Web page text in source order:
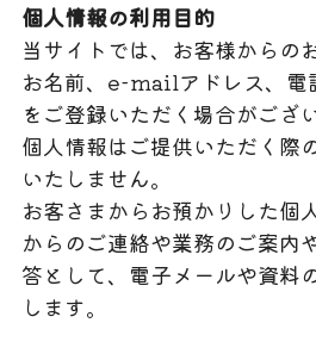
個人情報の利用目的
当サイトでは、お客様からの
お名前、e-mailアドレス、電
をご登録いただく場合がござ
個人情報はご提供いただく際
いたしません。
お客さまからお預かりした個
からのご連絡や業務のご案内
答として、電子メールや資料
します。